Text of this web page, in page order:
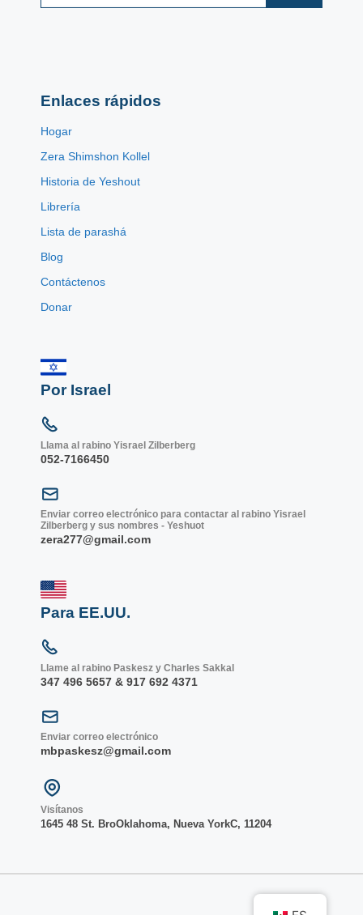
Enlaces rápidos
Hogar
Zera Shimshon Kollel
Historia de Yeshout
Librería
Lista de parashá
Blog
Contáctenos
Donar
Por Israel
Llama al rabino Yisrael Zilberberg
052-7166450
Enviar correo electrónico para contactar al rabino Yisrael
Zilberberg y sus nombres - Yeshuot
zera277@gmail.com
Para EE.UU.
Llame al rabino Paskesz y Charles Sakkal
347 496 5657 & 917 692 4371
Enviar correo electrónico
mbpaskesz@gmail.com
Visítanos
1645 48 St. BroOklahoma, Nueva YorkC, 11204